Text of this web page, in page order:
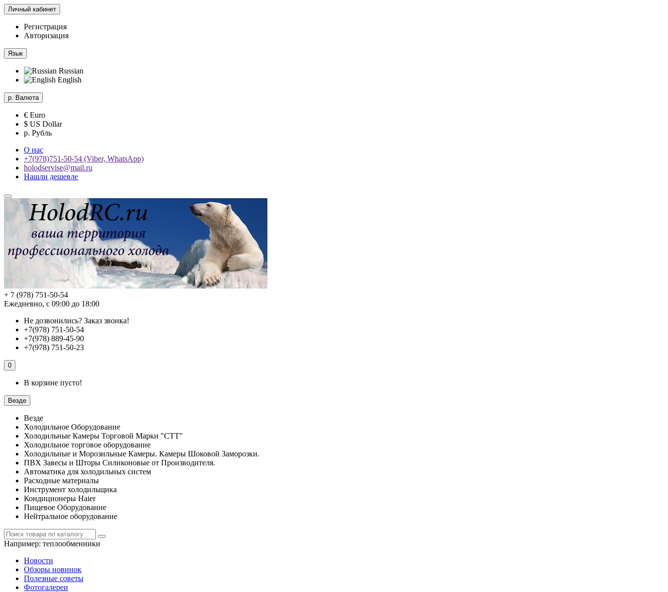
Личный кабинет
Регистрация
Авторизация
Язык
Russian
English
р. Валюта
€ Euro
$ US Dollar
р. Рубль
О нас
+7(978)751-50-54 (Viber, WhatsApp)
holodservise@mail.ru
Нашли дешевле
+ 7 (978) 751-50-54
Ежедневно, с 09:00 до 18:00
Не дозвонились? Заказ звонка!
+7(978) 751-50-54
+7(978) 889-45-90
+7(978) 751-50-23
0
В корзине пусто!
Везде
Везде
Холодильное Оборудование
Холодильные Камеры Торговой Марки "СТТ"
Холодильное торговое оборудование
Холодильные и Морозильные Камеры. Камеры Шоковой Заморозки.
ПВХ Завесы и Шторы Силиконовые от Производителя.
Автоматика для холодильных систем
Расходные материалы
Инструмент холодильщика
Кондиционеры Haier
Пищевое Оборудование
Нейтральное оборудование
Например: теплообменники
Новости
Обзоры новинок
Полезные советы
Фотогалереи